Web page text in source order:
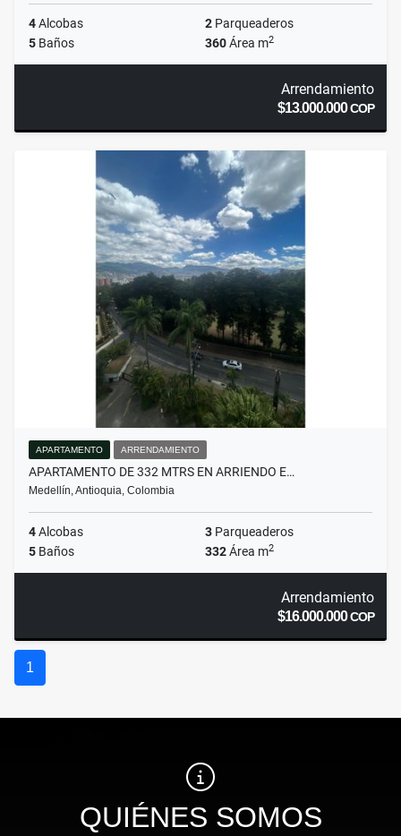
4Alcobas 2 Parqueaderos
5 Baños 360Área m2
Arrendamiento
$13.000.000COP
APARTAMENTO ARRENDAMIENTO
APARTAMENTO DE 332 MTRS EN ARRIENDO E…
Medellín, Antioquia, Colombia
4Alcobas 3 Parqueaderos
5 Baños 332Área m2
Arrendamiento
$16.000.000COP
1
QUIÉNES SOMOS